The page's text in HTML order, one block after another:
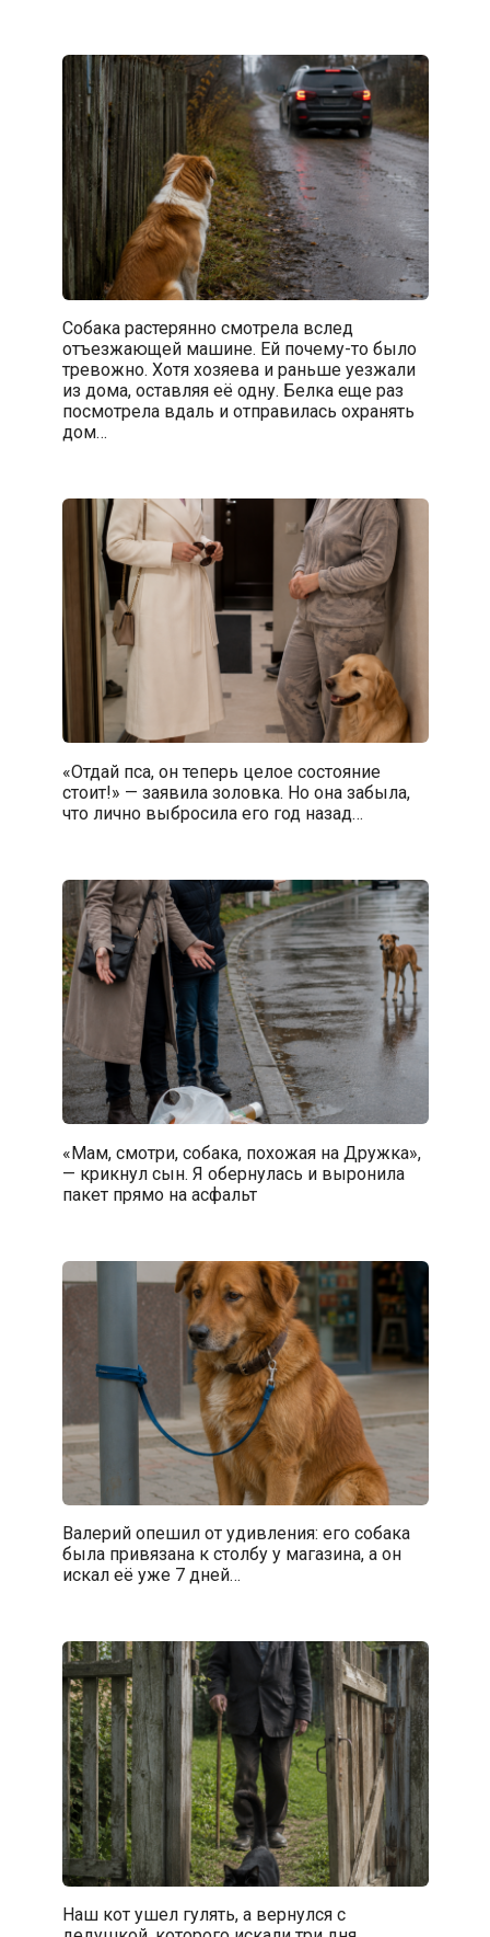
Собака растерянно смотрела вслед
отъезжающей машине. Ей почему-то было
тревожно. Хотя хозяева и раньше уезжали
из дома, оставляя её одну. Белка еще раз
посмотрела вдаль и отправилась охранять
дом…
«Отдай пса, он теперь целое состояние
стоит!» — заявила золовка. Но она забыла,
что лично выбросила его год назад…
«Мам, смотри, собака, похожая на Дружка»,
— крикнул сын. Я обернулась и выронила
пакет прямо на асфальт
Валерий опешил от удивления: его собака
была привязана к столбу у магазина, а он
искал её уже 7 дней…
Наш кот ушел гулять, а вернулся с